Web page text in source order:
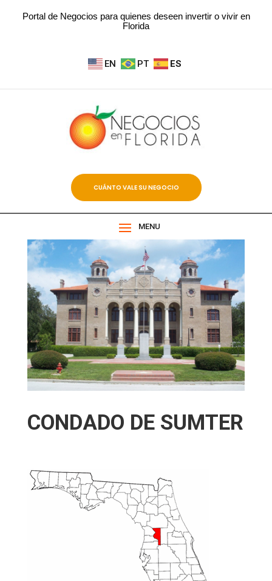
Portal de Negocios para quienes deseen invertir o vivir en
Florida
EN PT ES
CUÁNTO VALE SU NEGOCIO
MENU
CONDADO DE SUMTER